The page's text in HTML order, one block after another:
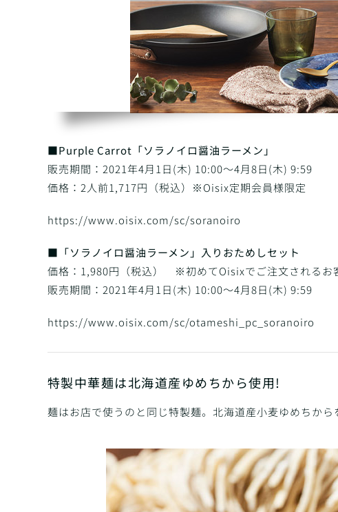
■Purple Carrot「ソラノイロ醤油ラーメン」
販売期間：2021年4月1日(木) 10:00～4月8日(木) 9:59
価格：2人前1,717円（税込）※Oisix定期会員様限定
https://www.oisix.com/sc/soranoiro
■「ソラノイロ醤油ラーメン」入りおためしセット
価格：1,980円（税込） ※初めてOisixでご注文されるお
販売期間：2021年4月1日(木) 10:00～4月8日(木) 9:59
https://www.oisix.com/sc/otameshi_pc_soranoiro
特製中華麺は北海道産ゆめちから使用!
麺はお店で使うのと同じ特製麺。北海道産小麦ゆめちから